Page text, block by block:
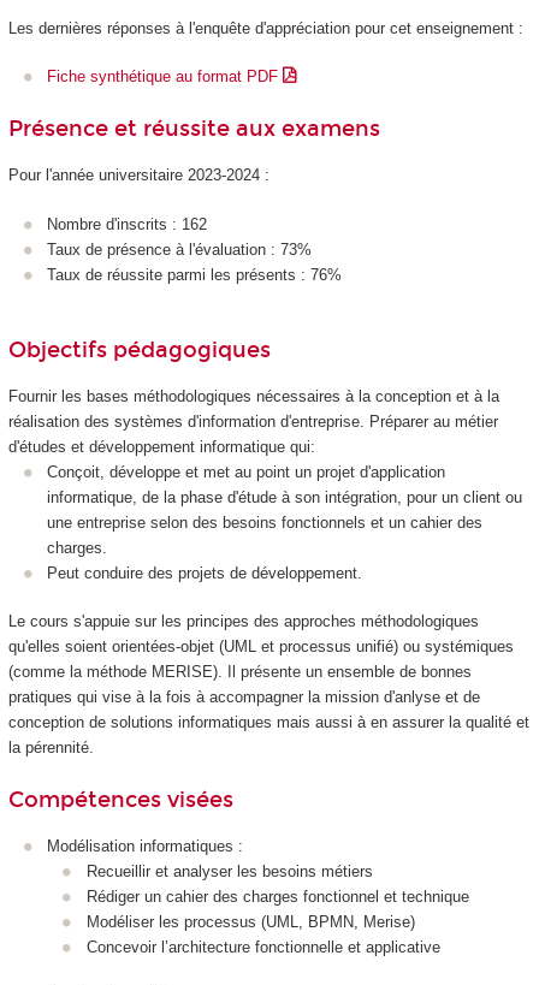
Les dernières réponses à l'enquête d'appréciation pour cet enseignement :
Fiche synthétique au format PDF
Présence et réussite aux examens
Pour l'année universitaire 2023-2024 :
Nombre d'inscrits : 162
Taux de présence à l'évaluation : 73%
Taux de réussite parmi les présents : 76%
Objectifs pédagogiques
Fournir les bases méthodologiques nécessaires à la conception et à la
réalisation des systèmes d'information d'entreprise. Préparer au métier
d'études et développement informatique qui:
Conçoit, développe et met au point un projet d'application
informatique, de la phase d'étude à son intégration, pour un client ou
une entreprise selon des besoins fonctionnels et un cahier des
charges.
Peut conduire des projets de développement.
Le cours s'appuie sur les principes des approches méthodologiques
qu'elles soient orientées-objet (UML et processus unifié) ou systémiques
(comme la méthode MERISE). Il présente un ensemble de bonnes
pratiques qui vise à la fois à accompagner la mission d'anlyse et de
conception de solutions informatiques mais aussi à en assurer la qualité et
la pérennité.
Compétences visées
Modélisation informatiques :
Recueillir et analyser les besoins métiers
Rédiger un cahier des charges fonctionnel et technique
Modéliser les processus (UML, BPMN, Merise)
Concevoir l’architecture fonctionnelle et applicative